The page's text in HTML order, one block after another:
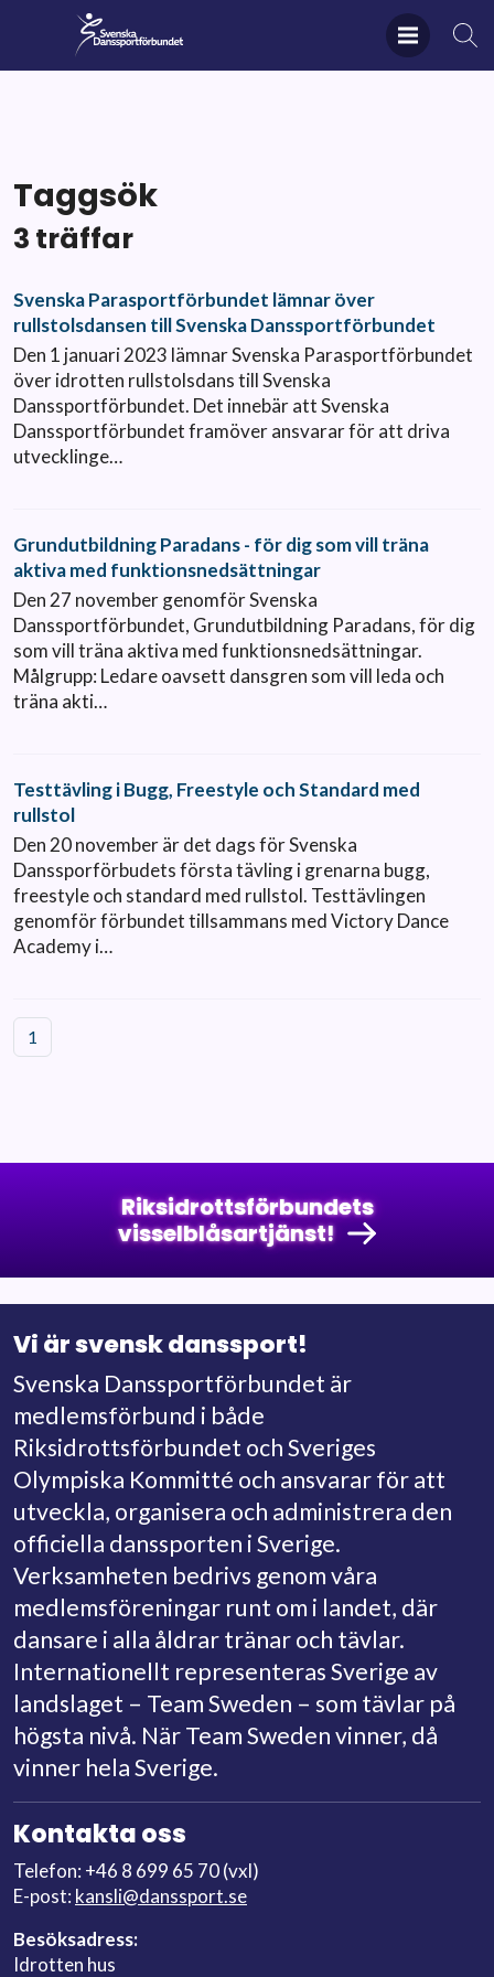
Taggsök
3 träffar
Svenska Parasportförbundet lämnar över
rullstolsdansen till Svenska Danssportförbundet
Den 1 januari 2023 lämnar Svenska Parasportförbundet
över idrotten rullstolsdans till Svenska
Danssportförbundet. Det innebär att Svenska
Danssportförbundet framöver ansvarar för att driva
utvecklinge…
Grundutbildning Paradans - för dig som vill träna
aktiva med funktionsnedsättningar
Den 27 november genomför Svenska
Danssportförbundet, Grundutbildning Paradans, för dig
som vill träna aktiva med funktionsnedsättningar.
Målgrupp: Ledare oavsett dansgren som vill leda och
träna akti…
Testtävling i Bugg, Freestyle och Standard med
rullstol
Den 20 november är det dags för Svenska
Danssporförbudets första tävling i grenarna bugg,
freestyle och standard med rullstol. Testtävlingen
genomför förbundet tillsammans med Victory Dance
Academy i…
1
Riksidrottsförbundets
visselblåsartjänst!
Vi är svensk danssport!
Svenska Danssportförbundet är
medlemsförbund i både
Riksidrottsförbundet och Sveriges
Olympiska Kommitté och ansvarar för att
utveckla, organisera och administrera den
officiella danssporten i Sverige.
Verksamheten bedrivs genom våra
medlemsföreningar runt om i landet, där
dansare i alla åldrar tränar och tävlar.
Internationellt representeras Sverige av
landslaget – Team Sweden – som tävlar på
högsta nivå. När Team Sweden vinner, då
vinner hela Sverige.
Kontakta oss
Telefon: +46 8 699 65 70 (vxl)
E-post: kansli@danssport.se
Besöksadress:
Idrotten hus